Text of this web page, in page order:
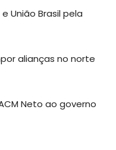
União Brasil pela
alianças no norte
Neto ao governo